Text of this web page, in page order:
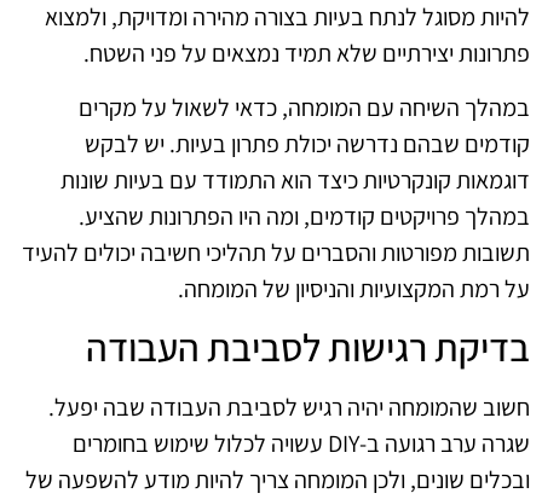
להיות מסוגל לנתח בעיות בצורה מהירה ומדויקת, ולמצוא
פתרונות יצירתיים שלא תמיד נמצאים על פני השטח.
במהלך השיחה עם המומחה, כדאי לשאול על מקרים
קודמים שבהם נדרשה יכולת פתרון בעיות. יש לבקש
דוגמאות קונקרטיות כיצד הוא התמודד עם בעיות שונות
במהלך פרויקטים קודמים, ומה היו הפתרונות שהציע.
תשובות מפורטות והסברים על תהליכי חשיבה יכולים להעיד
על רמת המקצועיות והניסיון של המומחה.
בדיקת רגישות לסביבת העבודה
חשוב שהמומחה יהיה רגיש לסביבת העבודה שבה יפעל.
שגרה ערב רגועה ב-DIY עשויה לכלול שימוש בחומרים
ובכלים שונים, ולכן המומחה צריך להיות מודע להשפעה של